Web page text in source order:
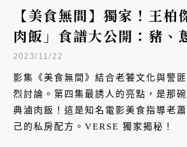
【美食無間】獨家！王柏
肉飯」食譜大公開：豬、
完美配方
2023/11/22
影集《美食無間》結合老饕文化與警
烈討論。第四集最誘人的亮點，是那
典滷肉飯！這是知名電影美食指導老
己的私房配方。VERSE 獨家揭秘！